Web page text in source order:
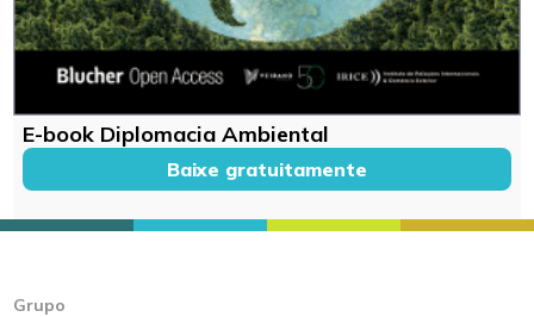
E-book Diplomacia Ambiental
Baixe gratuitamente
Grupo